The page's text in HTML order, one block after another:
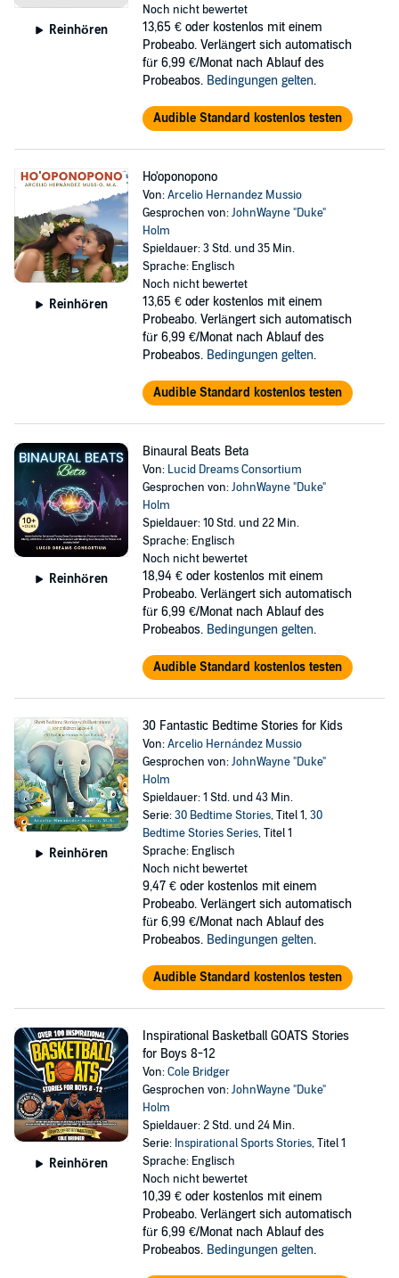
Reinhören
Noch nicht bewertet
13,65 € oder kostenlos mit einem
Probeabo. Verlängert sich automatisch
für 6,99 €/Monat nach Ablauf des
Probeabos. Bedingungen gelten.
Audible Standard kostenlos testen
Reinhören
Ho'oponopono
Von:Arcelio Hernandez Mussio
Gesprochen von:JohnWayne "Duke"
Holm
Spieldauer: 3 Std. und 35 Min.
Sprache: Englisch
Noch nicht bewertet
13,65 € oder kostenlos mit einem
Probeabo. Verlängert sich automatisch
für 6,99 €/Monat nach Ablauf des
Probeabos. Bedingungen gelten.
Audible Standard kostenlos testen
Reinhören
Binaural Beats Beta
Von: Lucid Dreams Consortium
Gesprochen von:JohnWayne "Duke"
Holm
Spieldauer: 10 Std. und 22 Min.
Sprache: Englisch
Noch nicht bewertet
18,94 € oder kostenlos mit einem
Probeabo. Verlängert sich automatisch
für 6,99 €/Monat nach Ablauf des
Probeabos. Bedingungen gelten.
Audible Standard kostenlos testen
Reinhören
30 Fantastic Bedtime Stories for Kids
Von:Arcelio Hernández Mussio
Gesprochen von:JohnWayne "Duke"
Holm
Spieldauer: 1 Std. und 43 Min.
Serie:30 Bedtime Stories, Titel 1,30
Bedtime Stories Series, Titel 1
Sprache: Englisch
Noch nicht bewertet
9,47 € oder kostenlos mit einem
Probeabo. Verlängert sich automatisch
für 6,99 €/Monat nach Ablauf des
Probeabos. Bedingungen gelten.
Audible Standard kostenlos testen
Reinhören
Inspirational Basketball GOATS Stories
for Boys 8-12
Von:Cole Bridger
Gesprochen von:JohnWayne "Duke"
Holm
Spieldauer: 2 Std. und 24 Min.
Serie: Inspirational Sports Stories, Titel 1
Sprache: Englisch
Noch nicht bewertet
10,39 € oder kostenlos mit einem
Probeabo. Verlängert sich automatisch
für 6,99 €/Monat nach Ablauf des
Probeabos. Bedingungen gelten.